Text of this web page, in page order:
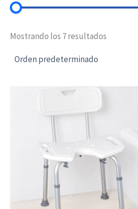
Mostrando los 7 resultados